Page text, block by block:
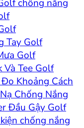
chống nắng
Tay Golf
Golf
Và Tee Golf
Khoảng Cách
Chống Nắng
Đầu Gậy Golf
chống nắng